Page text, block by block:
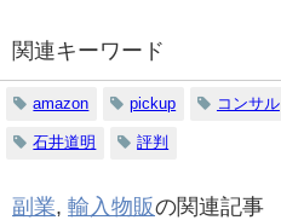
関連キーワード
amazon pickup コンサル
石井道明 評判
副業, 輸入物販の関連記事